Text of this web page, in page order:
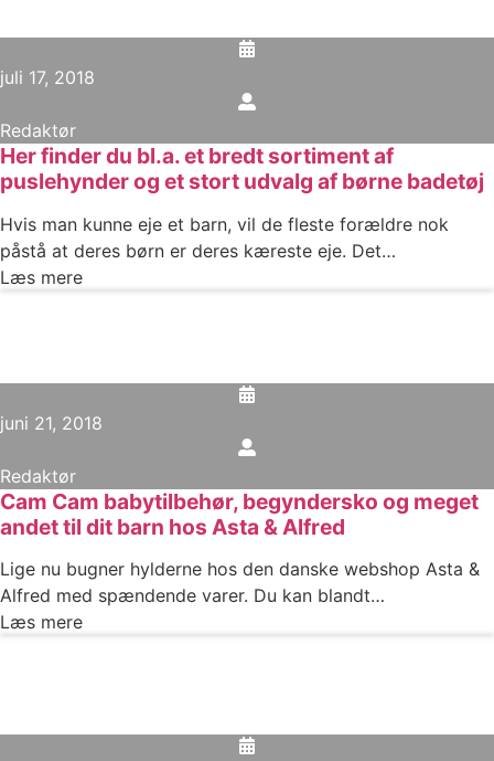
juli 17, 2018
Redaktør
Her finder du bl.a. et bredt sortiment af
puslehynder og et stort udvalg af børne badetøj
Hvis man kunne eje et barn, vil de fleste forældre nok
påstå at deres børn er deres kæreste eje. Det…
Læs mere
juni 21, 2018
Redaktør
Cam Cam babytilbehør, begyndersko og meget
andet til dit barn hos Asta & Alfred
Lige nu bugner hylderne hos den danske webshop Asta &
Alfred med spændende varer. Du kan blandt…
Læs mere